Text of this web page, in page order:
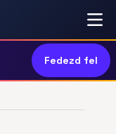
Fedezd fel